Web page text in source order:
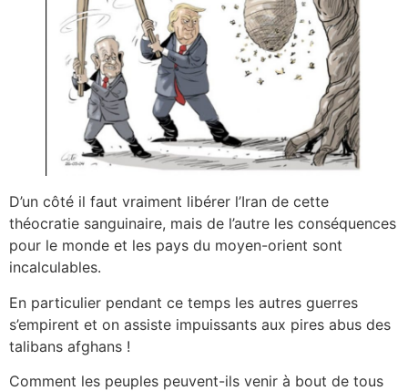
D’un côté il faut vraiment libérer l’Iran de cette
théocratie sanguinaire, mais de l’autre les conséquences
pour le monde et les pays du moyen-orient sont
incalculables.
En particulier pendant ce temps les autres guerres
s’empirent et on assiste impuissants aux pires abus des
talibans afghans !
Comment les peuples peuvent-ils venir à bout de tous